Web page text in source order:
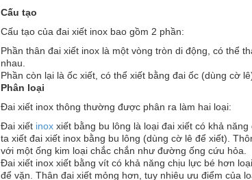
Cấu tạo
Cấu tạo của đai xiết inox bao gồm 2 phần:
Phần thân đai xiết inox là một vòng tròn di động, có thể
nhau.
Phần còn lại là ốc xiết, có thể xiết bằng đai ốc (dùng cờ
Phân loại
Đai xiết inox thông thường được phân ra làm hai loại:
Đai xiết inox xiết bằng bu lông là loại đai xiết có khả
ta xiết đai xiết inox bằng bu lông (dùng cờ lê để xiết).
với một ống kim loại chắc chắn như đường ống cứu hỏa.
Đai xiết inox xiết bằng vít có khả năng chịu lực bé hơn
để vặn. Thân đai xiết mỏng hơn, tuy nhiêu ưu điểm của